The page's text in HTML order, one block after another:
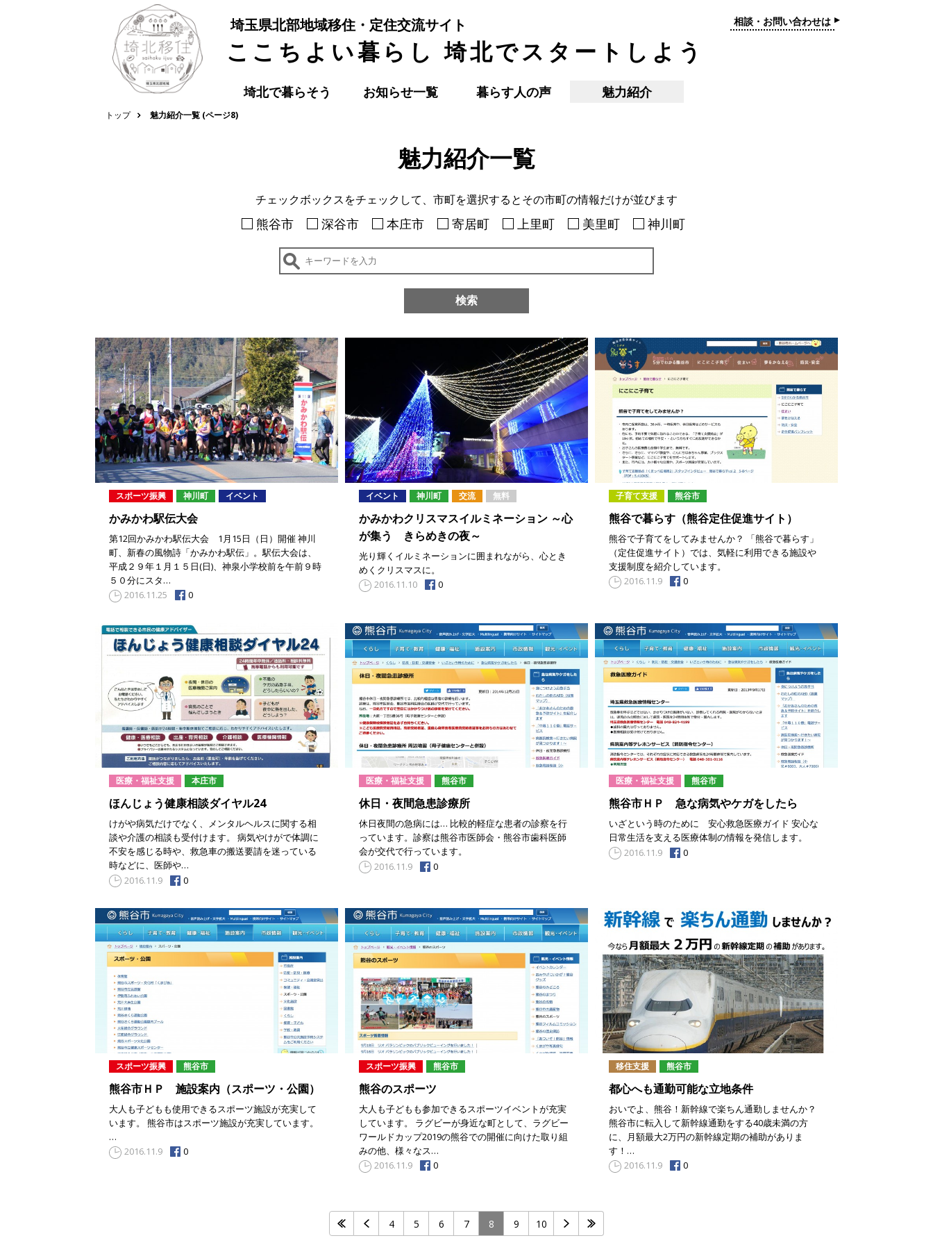
埼玉県北部地域移住・定住交流サイト 相談・お問い合わせは
ここちよい暮らし 埼北でスタートしよう
埼北で暮らそう お知らせ一覧 暮らす人の声 魅力紹介
トップ 魅力紹介一覧 (ページ8)
魅力紹介一覧
チェックボックスをチェックして、市町を選択するとその市町の情報だけが並びます
熊谷市 深谷市 本庄市 寄居町 上里町 美里町 神川町
スポーツ振興 神川町 イベント
かみかわ駅伝大会
第12回かみかわ駅伝大会 1月15日（日）開催 神川
町、新春の風物詩「かみかわ駅伝」。駅伝大会は、
平成２９年１月１５日(日)、神泉小学校前を午前９時
５０分にスタ…
2016.11.25
0
イベント 神川町 交流 無料
かみかわクリスマスイルミネーション ～心
が集う きらめきの夜～
光り輝くイルミネーションに囲まれながら、心とき
めくクリスマスに。
2016.11.10
0
子育て支援 熊谷市
熊谷で暮らす（熊谷定住促進サイト）
熊谷で子育てをしてみませんか？ 「熊谷で暮らす」
（定住促進サイト）では、気軽に利用できる施設や
支援制度を紹介しています。
2016.11.9
0
医療・福祉支援 本庄市
ほんじょう健康相談ダイヤル24
けがや病気だけでなく、メンタルヘルスに関する相
談や介護の相談も受付けます。 病気やけがで体調に
不安を感じる時や、救急車の搬送要請を迷っている
時などに、医師や…
2016.11.9
0
医療・福祉支援 熊谷市
休日・夜間急患診療所
休日夜間の急病には… 比較的軽症な患者の診察を行
っています。診察は熊谷市医師会・熊谷市歯科医師
会が交代で行っています。
2016.11.9
0
医療・福祉支援 熊谷市
熊谷市ＨＰ 急な病気やケガをしたら
いざという時のために 安心救急医療ガイド 安心な
日常生活を支える医療体制の情報を発信します。
2016.11.9
0
スポーツ振興 熊谷市
熊谷市ＨＰ 施設案内（スポーツ・公園）
大人も子どもも使用できるスポーツ施設が充実して
います。 熊谷市はスポーツ施設が充実しています。
…
2016.11.9
0
スポーツ振興 熊谷市
熊谷のスポーツ
大人も子どもも参加できるスポーツイベントが充実
しています。 ラグビーが身近な町として、ラグビー
ワールドカップ2019の熊谷での開催に向けた取り組
みの他、様々なス…
2016.11.9
0
移住支援 熊谷市
都心へも通勤可能な立地条件
おいでよ、熊谷！新幹線で楽ちん通勤しませんか？
熊谷市に転入して新幹線通勤をする40歳未満の方
に、月額最大2万円の新幹線定期の補助がありま
す！…
2016.11.9
0
4 5 6 7 8 9 10